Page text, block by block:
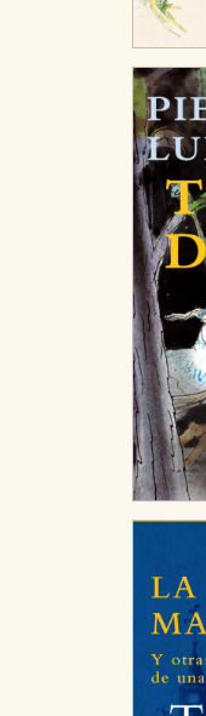
HABILITAR
Cookies
Estas cookies
web funcione y
nuestro
navegador,
áreas de
correctamente.
Cookies de
Estas cookies
de navegación
nuestro sitio
servicios para
vez que nos
tanto, es
Cookies de
Estas cookies
publicitarios y
relevante para
almacenan
que se basan
navegador y